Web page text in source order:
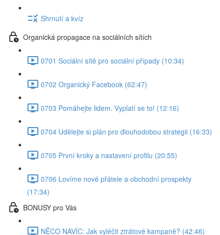
Shrnutí a kvíz
Organická propagace na sociálních sítích
0701 Sociální sítě pro sociální případy (10:34)
0702 Organický Facebook (62:47)
0703 Pomáhejte lidem. Vyplatí se to! (12:16)
0704 Udělejte si plán pro dlouhodobou strategii (16:33)
0705 První kroky a nastavení profilu (20:55)
0706 Lovíme nové přátele a obchodní prospekty
(17:34)
BONUSY pro Vás
NĚCO NAVÍC: Jak vyléčit ztrátové kampaně? (42:46)